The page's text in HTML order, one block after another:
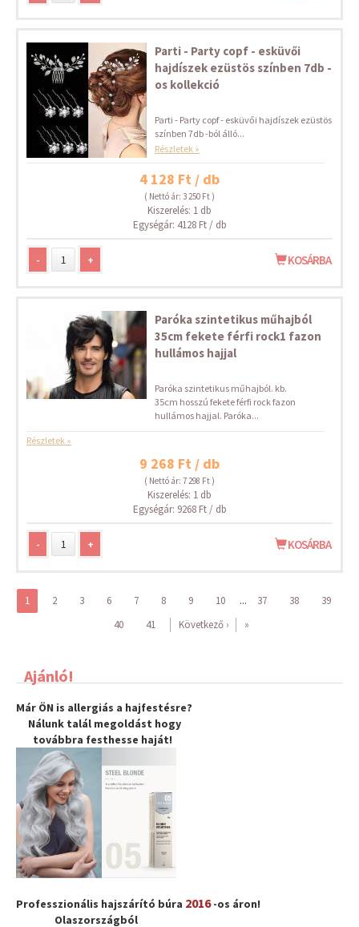
Parti - Party copf - esküvői
hajdíszek ezüstös színben 7db -
os kollekció
Parti - Party copf - esküvői hajdíszek ezüstös
színben 7db -ból álló...
Részletek »
4 128 Ft / db
( Nettó ár: 3 250 Ft )
Kiszerelés: 1 db
Egységár: 4128 Ft / db
- + KOSÁRBA
Paróka szintetikus műhajból
35cm fekete férfi rock1 fazon
hullámos hajjal
Paróka szintetikus műhajból. kb.
35cm hosszú fekete férfi rock fazon
hullámos hajjal. Paróka...
Részletek »
9 268 Ft / db
( Nettó ár: 7 298 Ft )
Kiszerelés: 1 db
Egységár: 9268 Ft / db
- + KOSÁRBA
1 2 3 6 7 8 9 10 ... 37 38
39
40
41 Következő › »
Ajánló!
Már ÖN is allergiás a hajfestésre?
Nálunk talál megoldást hogy
továbbra festhesse haját!
Professzionális hajszárító búra 2016-os áron!
Olaszországból